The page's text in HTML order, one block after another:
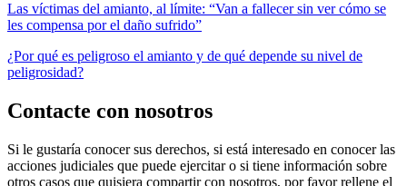
Las víctimas del amianto, al límite: “Van a fallecer sin ver cómo se
les compensa por el daño sufrido”
¿Por qué es peligroso el amianto y de qué depende su nivel de
peligrosidad?
Contacte con nosotros
Si le gustaría conocer sus derechos, si está interesado en conocer las
acciones judiciales que puede ejercitar o si tiene información sobre
otros casos que quisiera compartir con nosotros, por favor rellene el